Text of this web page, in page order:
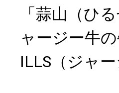
「蒜山（ひ
ャージー牛
ILLS（ジャ